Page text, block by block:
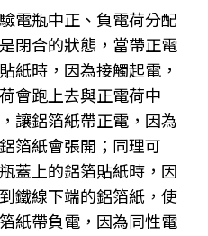
電瓶中正、負電荷分配
閉合的狀態，當帶正電
紙時，因為接觸起電，
會跑上去與正電荷中
讓鋁箔紙帶正電，因為
箔紙會張開；同理可
蓋上的鋁箔貼紙時，因
鐵線下端的鋁箔紙，使
紙帶負電，因為同性電